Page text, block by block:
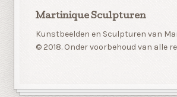
Martinique Sculpturen
Kunstbeelden en Sculpturen van
© 2018. Onder voorbehoud van alle